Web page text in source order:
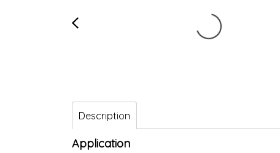
Description
Application